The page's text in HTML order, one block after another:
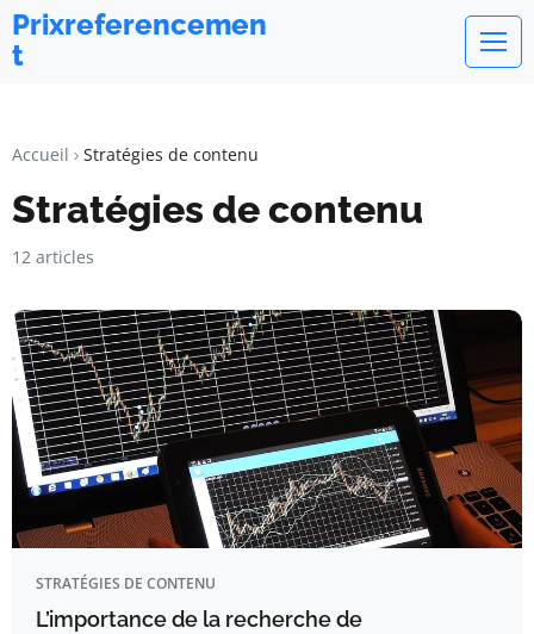
Prixreferencemen
t
Accueil Stratégies de contenu
Stratégies de contenu
12 articles
STRATÉGIES DE CONTENU
L’importance de la recherche de